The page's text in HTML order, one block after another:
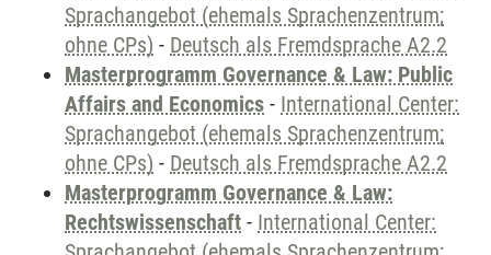
Sprachangebot (ehemals Sprachenzentrum;
ohne CPs) - Deutsch als Fremdsprache A2.2
Masterprogramm Governance & Law: Public
Affairs and Economics - International Center:
Sprachangebot (ehemals Sprachenzentrum;
ohne CPs) - Deutsch als Fremdsprache A2.2
Masterprogramm Governance & Law:
Rechtswissenschaft - International Center: